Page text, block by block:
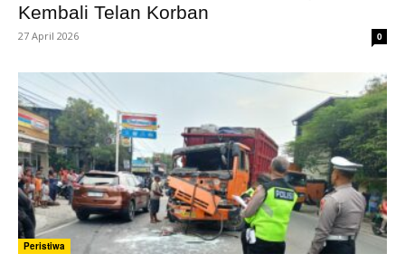
Kembali Telan Korban
27 April 2026 0
Peristiwa